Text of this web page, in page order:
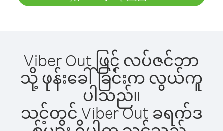
Viber Out ဖြင့် လပ်ဇင်ဘာ
သို့ ဖုန်းခေါ်ခြင်းက လွယ်ကူ
ပါသည်။
သင့်တွင် Viber Out ခရက်ဒ